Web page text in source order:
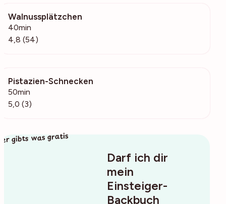
Walnussplätzchen
40min
4,8 (54)
Pistazien-Schnecken
50min
5,0 (3)
Darf ich dir
mein
Einsteiger-
Backbuch
gibts was gratis